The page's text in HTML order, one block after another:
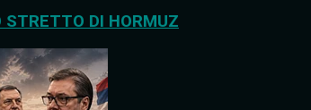
STRETTO DI HORMUZ